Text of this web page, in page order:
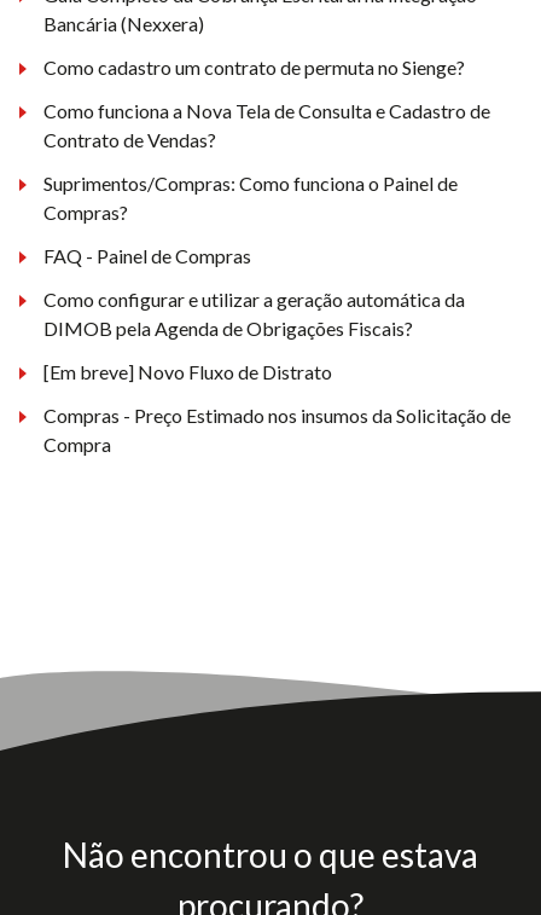
Bancária (Nexxera)
Como cadastro um contrato de permuta no Sienge?
Como funciona a Nova Tela de Consulta e Cadastro de
Contrato de Vendas?
Suprimentos/Compras: Como funciona o Painel de
Compras?
FAQ - Painel de Compras
Como configurar e utilizar a geração automática da
DIMOB pela Agenda de Obrigações Fiscais?
[Em breve] Novo Fluxo de Distrato
Compras - Preço Estimado nos insumos da Solicitação de
Compra
Não encontrou o que estava
procurando?